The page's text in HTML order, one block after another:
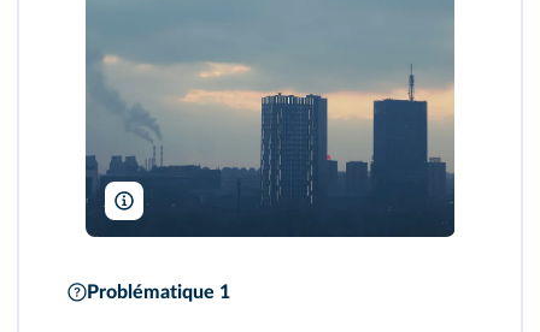
Ivan Aleksic/Unsplash
Problématique 1